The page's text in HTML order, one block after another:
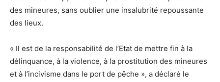
des mineures, sans oublier une insalubrité repoussante
des lieux.
« Il est de la responsabilité de l’Etat de mettre fin à la
délinquance, à la violence, à la prostitution des mineures
et à l’incivisme dans le port de pêche », a déclaré le